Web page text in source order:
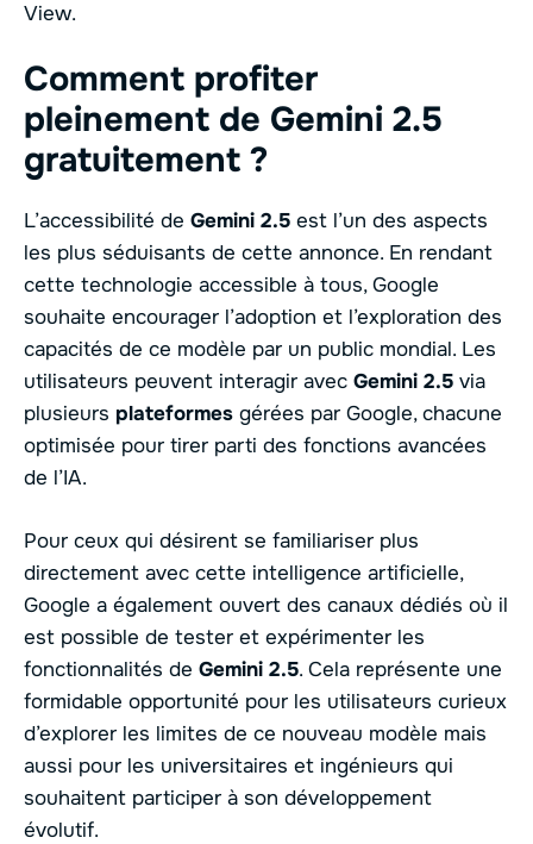
View.
Comment profiter
pleinement de Gemini 2.5
gratuitement ?
L’accessibilité de Gemini 2.5 est l’un des aspects
les plus séduisants de cette annonce. En rendant
cette technologie accessible à tous, Google
souhaite encourager l’adoption et l’exploration des
capacités de ce modèle par un public mondial. Les
utilisateurs peuvent interagir avec Gemini 2.5 via
plusieurs plateformes gérées par Google, chacune
optimisée pour tirer parti des fonctions avancées
de l’IA.
Pour ceux qui désirent se familiariser plus
directement avec cette intelligence artificielle,
Google a également ouvert des canaux dédiés où il
est possible de tester et expérimenter les
fonctionnalités de Gemini 2.5. Cela représente une
formidable opportunité pour les utilisateurs curieux
d’explorer les limites de ce nouveau modèle mais
aussi pour les universitaires et ingénieurs qui
souhaitent participer à son développement
évolutif.